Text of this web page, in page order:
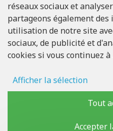
COORDONNÉES
RITONE Sarl
Numéro de TVA
réseaux sociaux et
partageons également
utilisation de notre site
sociaux, de publicité et
cookies si vous continuez
Afficher la sélection
Stockage des publicités
Données d'utilisateur
Tout
Accepter